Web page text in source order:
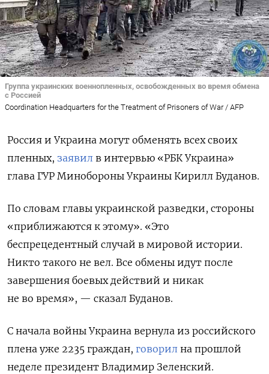
Группа украинских военнопленных, освобожденных во время обмена
с Россией
Coordination Headquarters for the Treatment of Prisoners of War / AFP
Россия и Украина могут обменять всех своих
пленных, заявил в интервью «РБК Украина»
глава ГУР Минобороны Украины Кирилл Буданов.
По словам главы украинской разведки, стороны
«приближаются к этому». «Это
беспрецедентный случай в мировой истории.
Никто такого не вел. Все обмены идут после
завершения боевых действий и никак
не во время», — сказал Буданов.
С начала войны Украина вернула из российского
плена уже 2235 граждан, говорил на прошлой
неделе президент Владимир Зеленский.